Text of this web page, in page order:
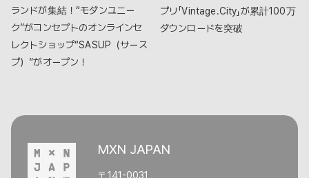
ランドが集結！“モダンユニー
ク”がコンセプトのオンラインセ
レクトショップ“SASUP（サース
プ）”がオープン！
プリ「Vintage.City」が累計100万
ダウンロードを突破
MXN JAPAN
〒141-0031